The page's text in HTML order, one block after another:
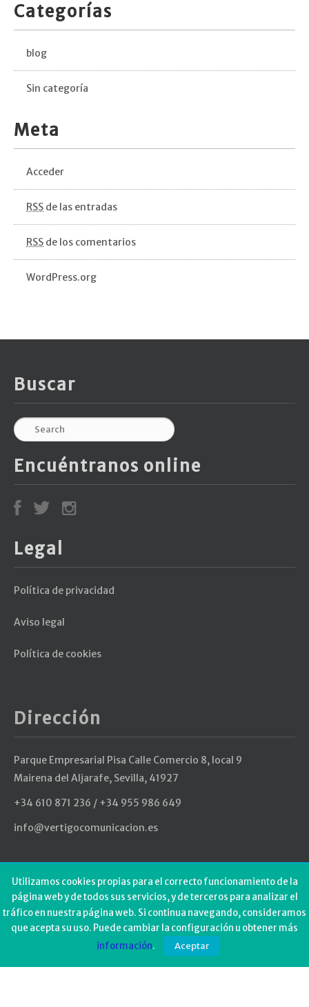
Categorías
blog
Sin categoría
Meta
Acceder
RSS de las entradas
RSS de los comentarios
WordPress.org
Buscar
Encuéntranos online
Legal
Política de privacidad
Aviso legal
Política de cookies
Dirección
Parque Empresarial Pisa Calle Comercio 8, local 9
Mairena del Aljarafe, Sevilla, 41927
+34 610 871 236 / +34 955 986 649
info@vertigocomunicacion.es
Últimos Tweets
Could not authenticate you.
Utilizamos cookies propias para el correcto funcionamiento de la
página web y de todos sus servicios, y de terceros para analizar el
tráfico en nuestra página web. Si continua navegando, consideramos
que acepta su uso. Puede cambiar la configuración u obtener más
información. Aceptar